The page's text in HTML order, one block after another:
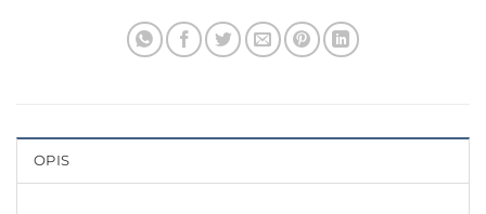
OPIS